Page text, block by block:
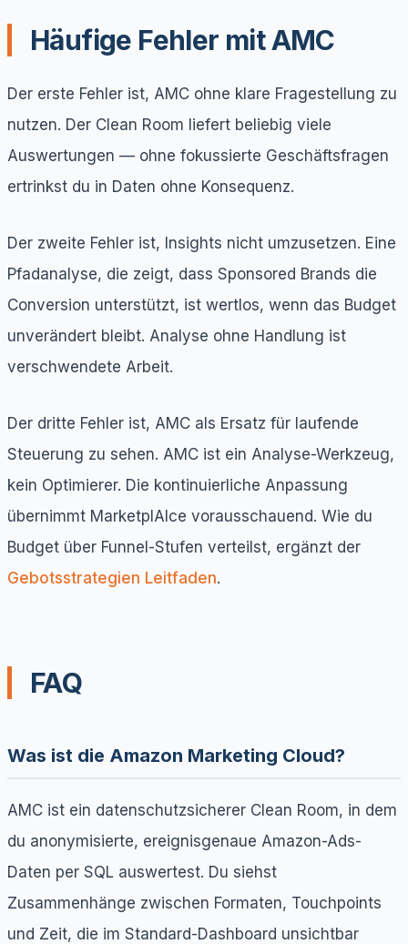
Häufige Fehler mit AMC
Der erste Fehler ist, AMC ohne klare Fragestellung zu
nutzen. Der Clean Room liefert beliebig viele
Auswertungen — ohne fokussierte Geschäftsfragen
ertrinkst du in Daten ohne Konsequenz.
Der zweite Fehler ist, Insights nicht umzusetzen. Eine
Pfadanalyse, die zeigt, dass Sponsored Brands die
Conversion unterstützt, ist wertlos, wenn das Budget
unverändert bleibt. Analyse ohne Handlung ist
verschwendete Arbeit.
Der dritte Fehler ist, AMC als Ersatz für laufende
Steuerung zu sehen. AMC ist ein Analyse-Werkzeug,
kein Optimierer. Die kontinuierliche Anpassung
übernimmt MarketplAIce vorausschauend. Wie du
Budget über Funnel-Stufen verteilst, ergänzt der
Gebotsstrategien Leitfaden.
FAQ
Was ist die Amazon Marketing Cloud?
AMC ist ein datenschutzsicherer Clean Room, in dem
du anonymisierte, ereignisgenaue Amazon-Ads-
Daten per SQL auswertest. Du siehst
Zusammenhänge zwischen Formaten, Touchpoints
und Zeit, die im Standard-Dashboard unsichtbar